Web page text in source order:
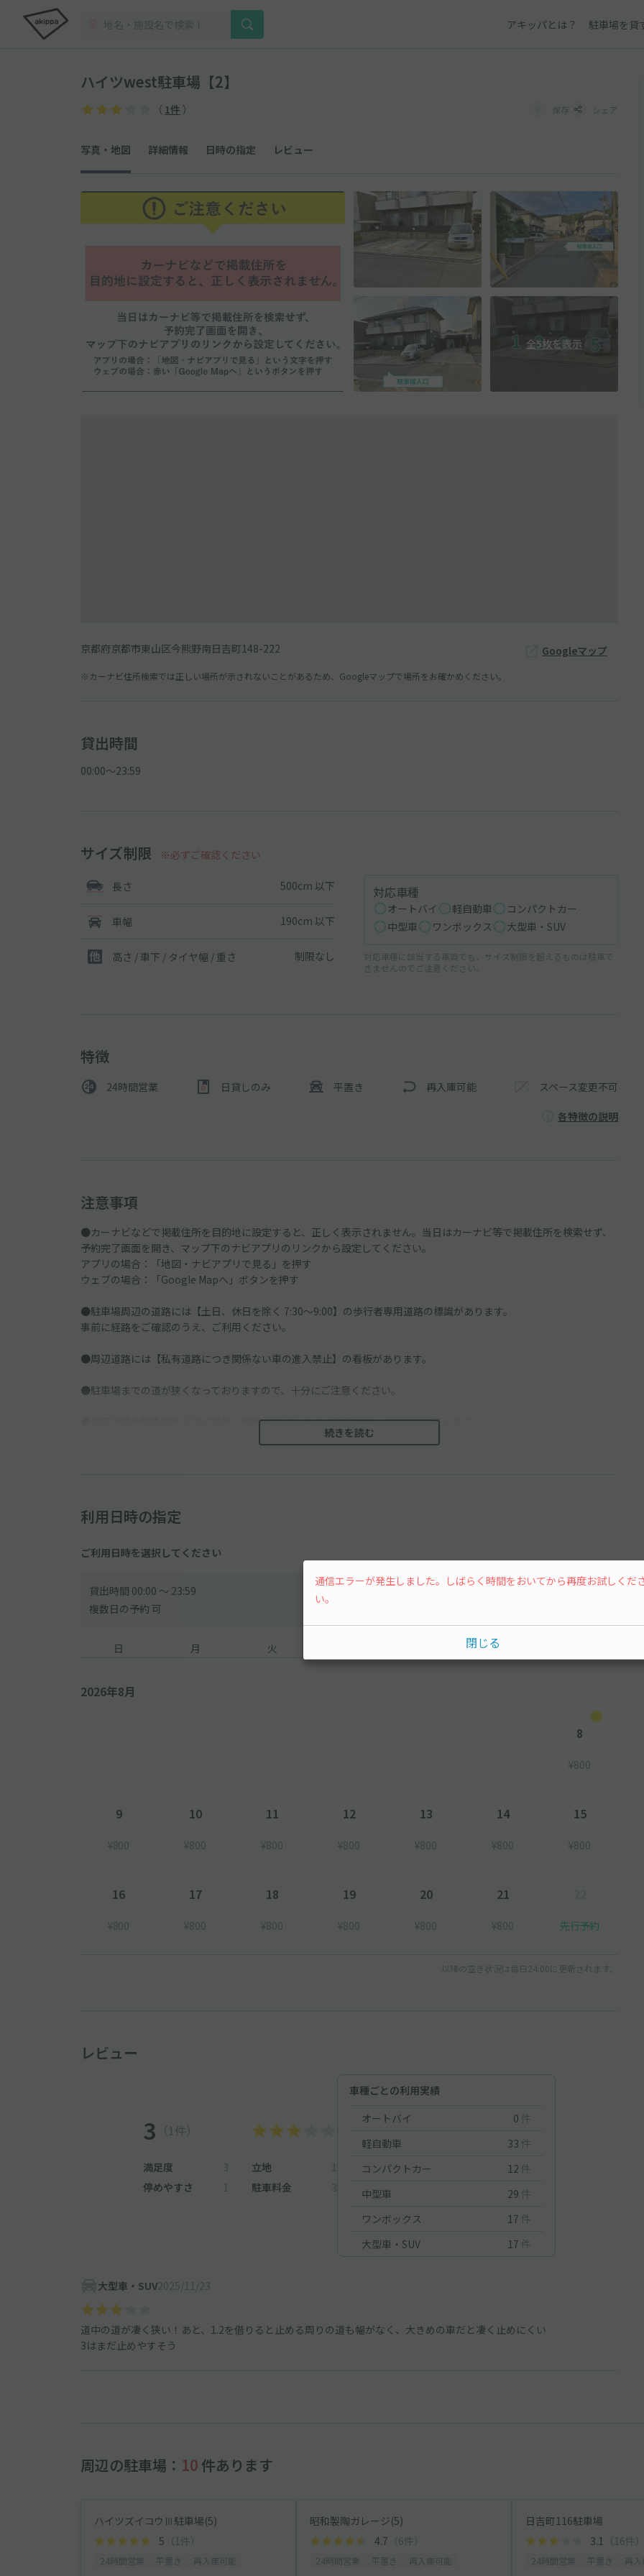
アキッパとは？ 駐車場を貸
ハイツwest駐車場【2】
（ 1件 ） 保存 シェア
写真・地図 詳細情報 日時の指定 レビュー
全5枚を表示
京都府京都市東山区今熊野南日吉町148-222 Googleマップ
※カーナビ住所検索では正しい場所が示されないことがあるため、Googleマップで場所をお確かめください。
貸出時間
00:00〜23:59
サイズ制限 ※必ずご確認ください
長さ 500cm 以下
車幅 190cm 以下
高さ / 車下 / タイヤ幅 / 重さ 制限なし
対応車種
オートバイ 軽自動車
コンパクトカー
中型車
ワンボックス 大型車・SUV
対応車種に該当する車両でも、サイズ制限を超えるものは駐車で
きませんのでご注意ください。
特徴
24時間営業 日貸しのみ 平置き 再入庫可能 スペース変更不可
各特徴の説明
注意事項
●カーナビなどで掲載住所を目的地に設定すると、正しく表示されません。当日はカーナビ等で掲載住所を検索せず、
予約完了画面を開き、マップ下のナビアプリのリンクから設定してください。
アプリの場合：「地図・ナビアプリで見る」を押す
ウェブの場合：「Google Mapへ」ボタンを押す
●駐車場周辺の道路には【土日、休日を除く 7:30～9:00】の歩行者専用道路の標識があります。
事前に経路をご確認のうえ、ご利用ください。
●周辺道路には【私有道路につき関係ない車の進入禁止】の看板があります。
●駐車場までの道が狭くなっておりますので、十分にご注意ください。
●周辺道路や駐車場出入口に段差、傾斜がございます。車高が低いお車はご注意ください。
続きを読む
利用日時の指定
ご利用日時を選択してください
貸出時間 00:00 〜 23:59
複数日の予約 可
日 月 火 金
2026年8月
8
¥800
9
¥800
10
¥800
11
¥800
12
¥800
13
¥800
14
¥800
15
¥800
16
¥800
17
¥800
18
¥800
19
¥800
20
¥800
21
¥800 先行予約
以降の空き状況は毎日24:00に更新されます。
レビュー
3 （1件）
満足度 3 立地
1
停めやすさ
1 駐車料金 3
車種ごとの利用実績
オートバイ
0 件
軽自動車
33 件
コンパクトカー
12 件
中型車
29 件
ワンボックス
17 件
大型車・SUV
17 件
大型車・SUV2025/11/23
道中の道が凄く狭い！あと、1.2を借りると止める周りの道も幅がなく、大きめの車だと凄く止めにくい
3はまだ止めやすそう
周辺の駐車場： 10 件あります
ハイツズイコウⅢ駐車場(5)
5 （1件）
昭和製陶ガレージ(5)
4.7 （6件）
日吉町116駐車場
3.1
（16件
通信エラーが発生しました。しばらく時間をおいてから再度お試しくだ
い。
閉じる